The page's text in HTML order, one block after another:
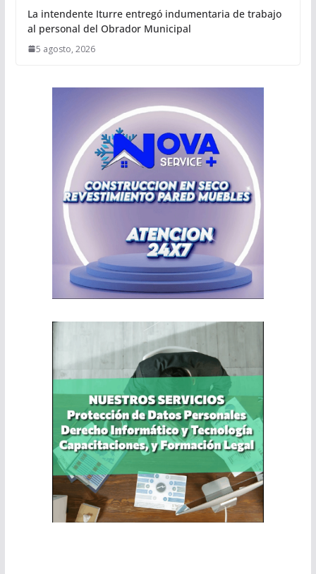
La intendente Iturre entregó indumentaria de trabajo
al personal del Obrador Municipal
5 agosto, 2026